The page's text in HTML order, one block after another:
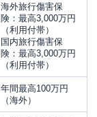
海外旅行傷害保
険：最高3,000万円
（利用付帯）
国内旅行傷害保
険：最高3,000万円
（利用付帯）
年間最高100万円
（海外）